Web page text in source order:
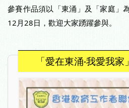
參賽作品須以「東涌」及「家庭」
12月28日，歡迎大家踴躍參與。
「愛在東涌‧我愛我